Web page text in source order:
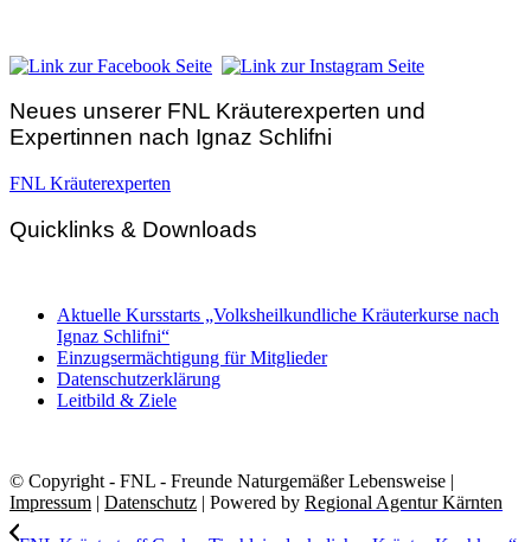
Neues unserer FNL Kräuterexperten und
Expertinnen nach Ignaz Schlifni
FNL Kräuterexperten
Quicklinks & Downloads
Aktuelle Kursstarts „Volksheilkundliche Kräuterkurse nach
Ignaz Schlifni“
Einzugsermächtigung für Mitglieder
Datenschutzerklärung
Leitbild & Ziele
© Copyright - FNL - Freunde Naturgemäßer Lebensweise |
Impressum | Datenschutz | Powered by Regional Agentur Kärnten